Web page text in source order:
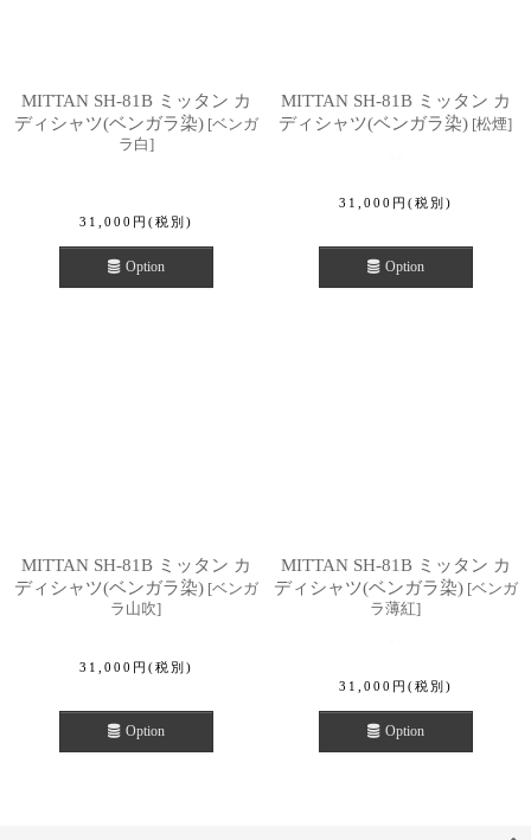
MITTAN SH-81B ミッタン カ
ディシャツ(ベンガラ染) [ベンガ
ラ白]
31,000 円 (税別)
Option
MITTAN SH-81B ミッタン カ
ディシャツ(ベンガラ染) [松煙]
31,000 円 (税別)
Option
MITTAN SH-81B ミッタン カ
ディシャツ(ベンガラ染) [ベンガ
ラ山吹]
31,000 円 (税別)
Option
MITTAN SH-81B ミッタン カ
ディシャツ(ベンガラ染) [ベンガ
ラ薄紅]
31,000 円 (税別)
Option